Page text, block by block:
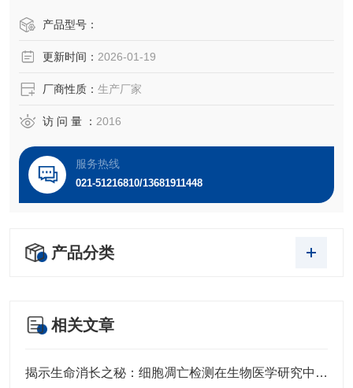
产品型号：
更新时间： 2026-01-19
厂商性质： 生产厂家
访 问 量 ： 2016
服务热线
021-51216810/13681911448
产品分类
相关文章
揭示生命消长之秘：细胞凋亡检测在生物医学研究中的应用